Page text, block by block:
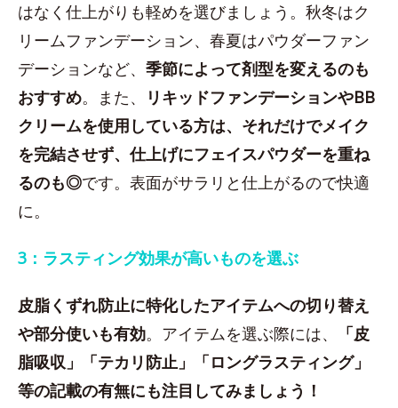
はなく仕上がりも軽めを選びましょう。秋冬はク
リームファンデーション、春夏はパウダーファン
デーションなど、 季節によって剤型を変えるのも
おすすめ。また、
リキッドファンデーションやBB
クリームを使用している方は、それだけでメイク
を完結させず、仕上げにフェイスパウダーを重ね
るのも◎です。表面がサラリと仕上がるので快適
に。
3：ラスティング効果が高いものを選ぶ
皮脂くずれ防止に特化したアイテムへの切り替え
や部分使いも有効。アイテムを選ぶ際には、
「皮
脂吸収」「テカリ防止」「ロングラスティング」
等の記載の有無にも注目してみましょう！